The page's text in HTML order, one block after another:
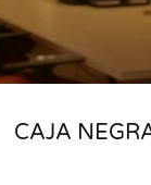
CAJA